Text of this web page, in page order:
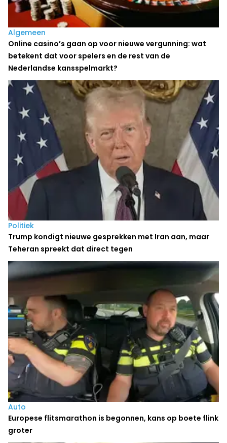
Algemeen
Online casino’s gaan op voor nieuwe vergunning: wat
betekent dat voor spelers en de rest van de
Nederlandse kansspelmarkt?
Politiek
Trump kondigt nieuwe gesprekken met Iran aan, maar
Teheran spreekt dat direct tegen
Auto
Europese flitsmarathon is begonnen, kans op boete flink
groter